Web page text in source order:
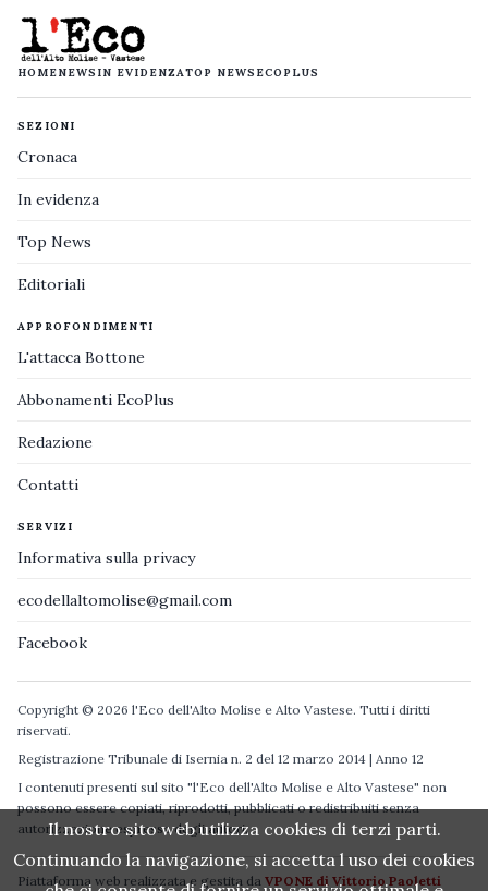
HOMENEWS IN EVIDENZATOP NEWS ECOPLUS
SEZIONI
Cronaca
In evidenza
Top News
Editoriali
APPROFONDIMENTI
L'attacca Bottone
Abbonamenti EcoPlus
Redazione
Contatti
SERVIZI
Informativa sulla privacy
ecodellaltomolise@gmail.com
Facebook
Copyright © 2026 l'Eco dell'Alto Molise e Alto Vastese. Tutti i diritti
riservati.
Registrazione Tribunale di Isernia n. 2 del 12 marzo 2014 | Anno 12
I contenuti presenti sul sito "l'Eco dell'Alto Molise e Alto Vastese" non
possono essere copiati, riprodotti, pubblicati o redistribuiti senza
autorizzazione espressa degli autori.
Piattaforma web realizzata e gestita da VPONE di Vittorio Paoletti
Il nostro sito web utilizza cookies di terzi parti.
Continuando la navigazione, si accetta l uso dei cookies